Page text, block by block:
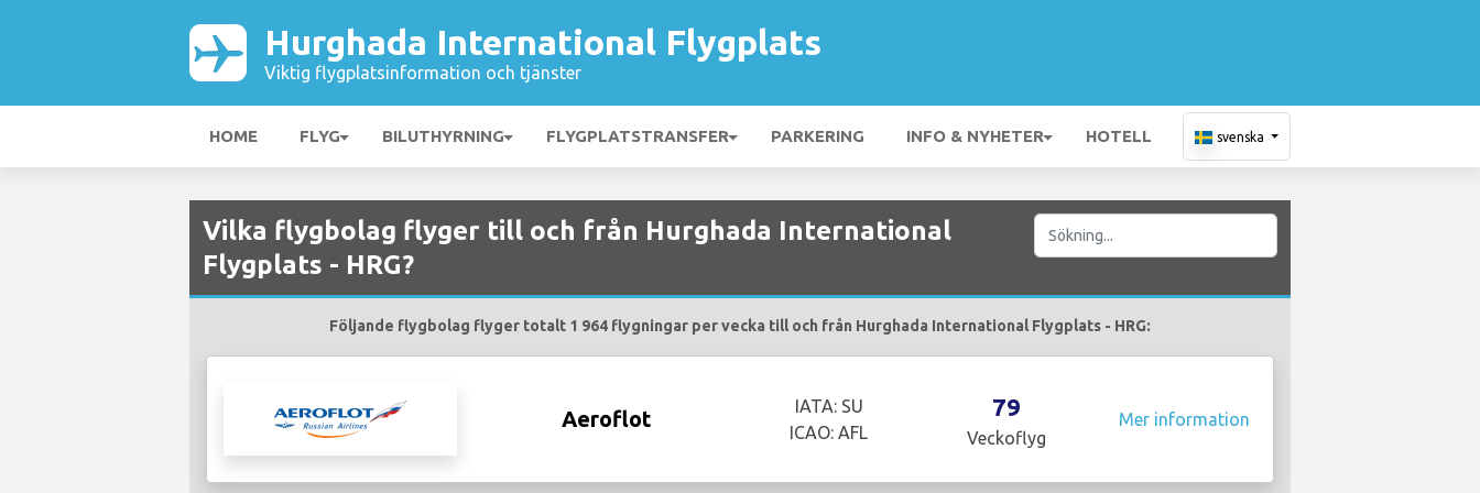
Hurghada International Flygplats
Viktig flygplatsinformation och tjänster
HOME FLYG BILUTHYRNING FLYGPLATSTRANSFER PARKERING INFO & NYHETER HOTELL svenska
Vilka flygbolag flyger till och från Hurghada International
Flygplats - HRG?
Följande flygbolag flyger totalt 1 964 flygningar per vecka till och från Hurghada International Flygplats - HRG:
Aeroflot
IATA: SU
ICAO: AFL
79
Veckoflyg
Mer information